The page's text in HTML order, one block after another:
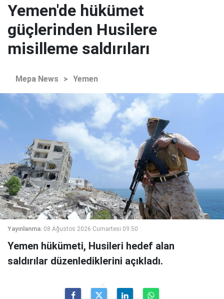
Yemen'de hükümet
güçlerinden Husilere
misilleme saldırıları
Mepa News > Yemen
Yayınlanma: 08 Ağustos 2026 Cumartesi 09:50
Yemen hükümeti, Husileri hedef alan
saldırılar düzenlediklerini açıkladı.